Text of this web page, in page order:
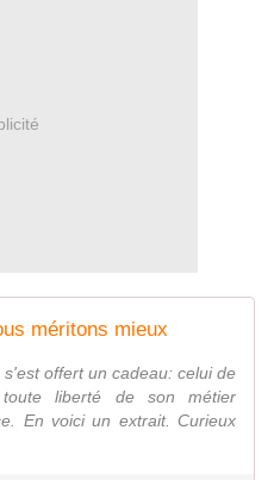
méritons mieux
offert un cadeau: celui de
liberté de son métier
En voici un extrait. Curieux